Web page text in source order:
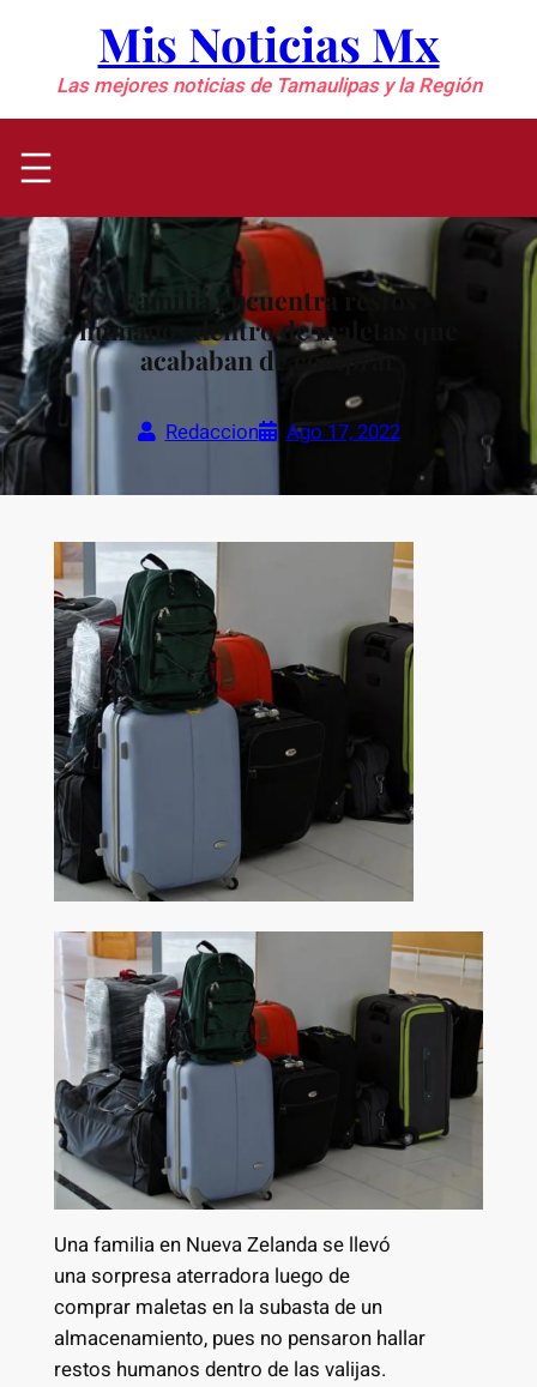
contenido
Mis Noticias Mx
Las mejores noticias de Tamaulipas y la Región
Familia encuentra restos
humanos dentro de maletas que
acababan de comprar
Redaccion Ago 17, 2022
Una familia en Nueva Zelanda se llevó
una sorpresa aterradora luego de
comprar maletas en la subasta de un
almacenamiento, pues no pensaron hallar
restos humanos dentro de las valijas.